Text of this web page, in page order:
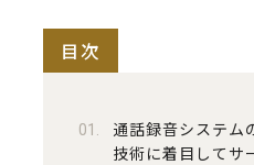
目次
通話録音システム
技術に着目してサ